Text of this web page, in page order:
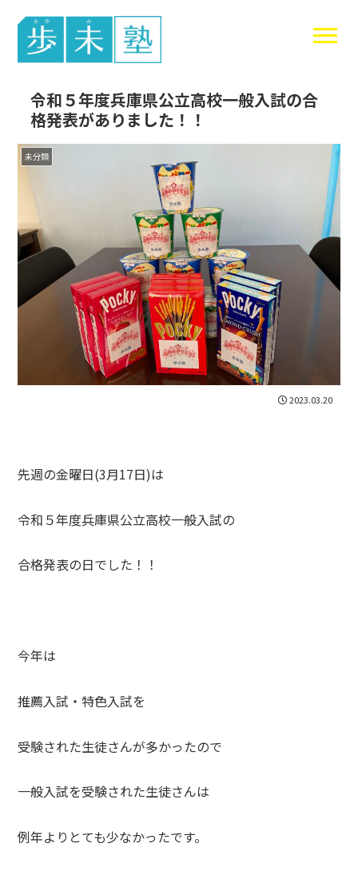
東谷中生の
令和５年度兵庫県公立高校一般入試の合
格発表がありました！！
未分類
2023.03.20
先週の金曜日(3月17日)は
令和５年度兵庫県公立高校一般入試の
合格発表の日でした！！
今年は
推薦入試・特色入試を
受験された生徒さんが多かったので
一般入試を受験された生徒さんは
例年よりとても少なかったです。